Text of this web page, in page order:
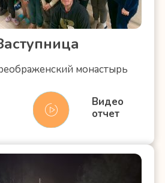
монастырь
Видео
отчет